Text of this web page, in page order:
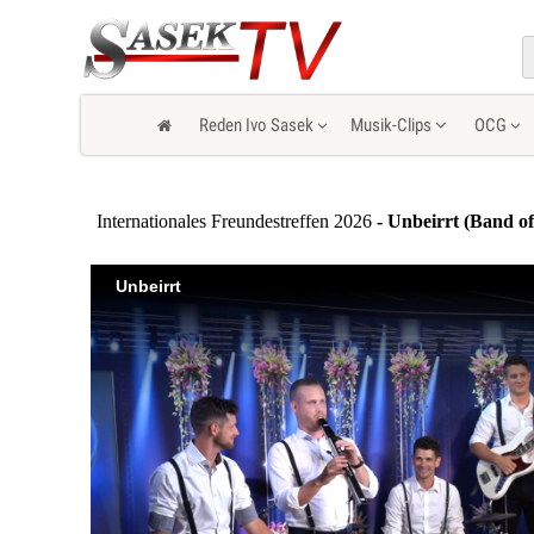
Reden Ivo Sasek Musik-Clips OCG
Internationales Freundestreffen 2026 - Unbeirrt (Band
Unbeirrt